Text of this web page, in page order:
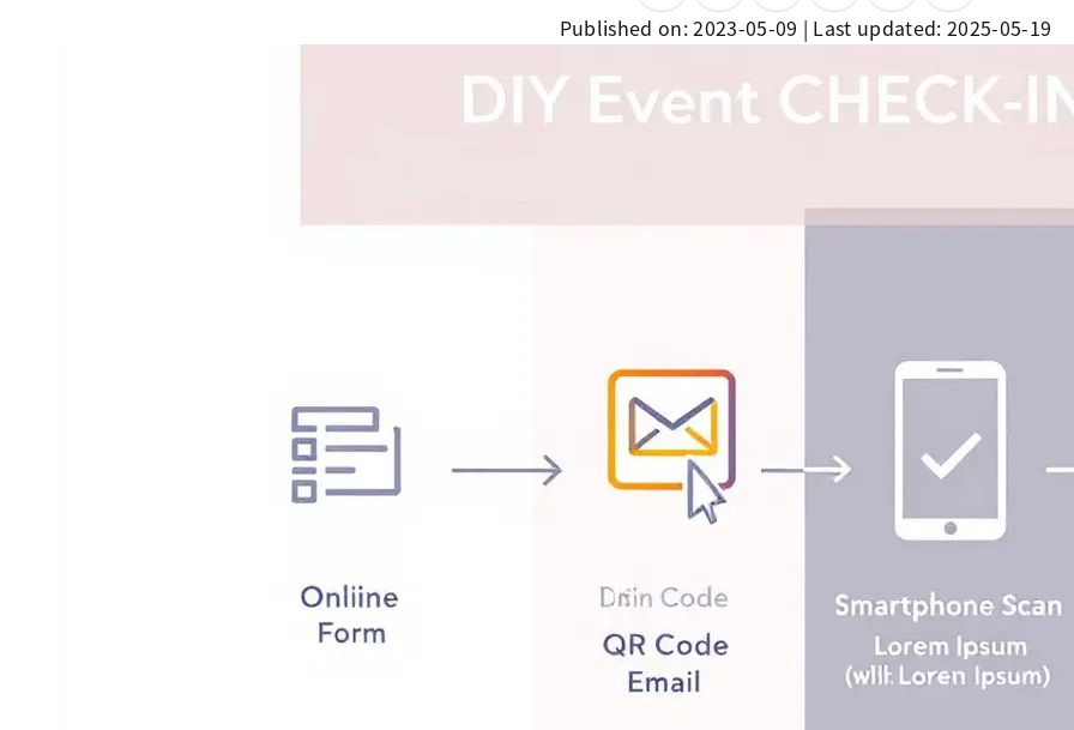
Published on:2023-05-09 | Last updated: 2025-05-19